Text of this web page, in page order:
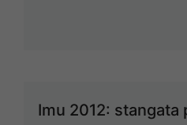
Imu 2012: stangata